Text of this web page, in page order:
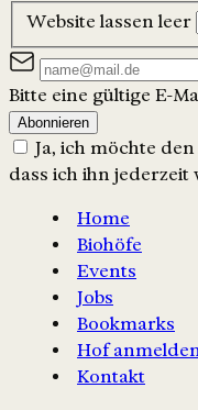
Website lassen leer
Bitte eine gültige E-
Abonnieren
Ja, ich möchte
dass ich ihn jederzeit
Home
Biohöfe
Events
Jobs
Bookmarks
Hof
Kontakt